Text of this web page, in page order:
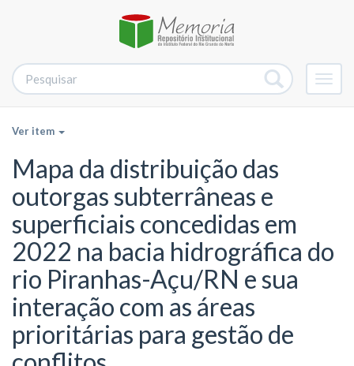
Ver item
Mapa da distribuição das
outorgas subterrâneas e
superficiais concedidas em
2022 na bacia hidrográfica do
rio Piranhas-Açu/RN e sua
interação com as áreas
prioritárias para gestão de